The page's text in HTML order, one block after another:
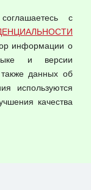
с
информации о
и версии
данных об
используются
качества